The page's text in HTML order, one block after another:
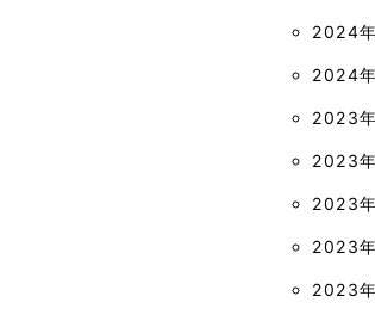
2024
2024
2023
2023
2023
2023
2023